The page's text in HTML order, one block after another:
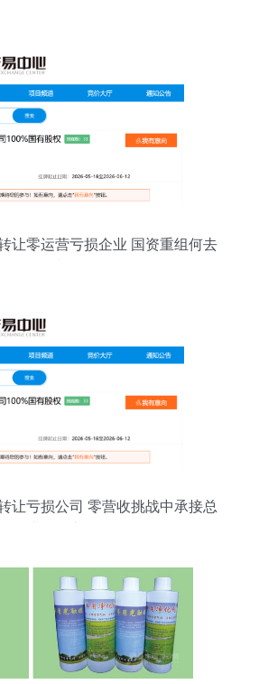
让零运营亏损企业 国资重组何去
让亏损公司 零营收挑战中承接总